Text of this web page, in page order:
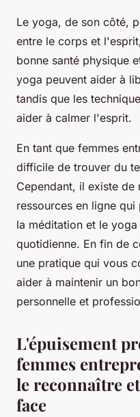
Le yoga, de son côté,
entre le corps et
bonne santé physique
yoga peuvent aider à
tandis que les
aider à calmer l'esprit.
En tant que femmes
difficile de trouver du
Cependant, il existe de
ressources en ligne
la méditation et le
quotidienne. En fin de
une pratique qui vous
aider à maintenir un
personnelle et
L'épuisement
femmes
le reconnaître
face